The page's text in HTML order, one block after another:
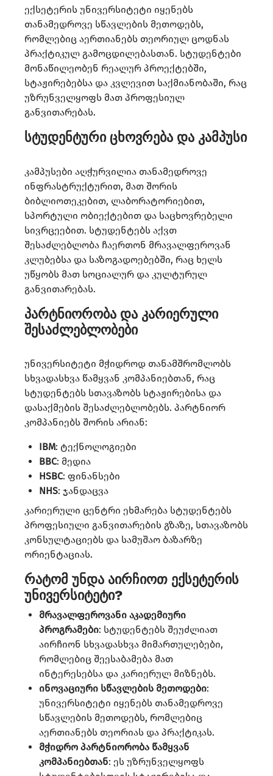
ექსეტერის უნივერსიტეტი იყენებს
თანამედროვე სწავლების მეთოდებს,
რომლებიც აერთიანებს თეორიულ ცოდნას
პრაქტიკულ გამოცდილებასთან. სტუდენტები
მონაწილეობენ რეალურ პროექტებში,
სტაჟირებებსა და კვლევით საქმიანობაში, რაც
უზრუნველყოფს მათ პროფესიულ
განვითარებას.​
სტუდენტური ცხოვრება და კამპუსი
კამპუსები აღჭურვილია თანამედროვე
ინფრასტრუქტურით, მათ შორის
ბიბლიოთეკებით, ლაბორატორიებით,
სპორტული ობიექტებით და საცხოვრებელი
სივრცეებით. სტუდენტებს აქვთ
შესაძლებლობა ჩაერთონ მრავალფეროვან
კლუბებსა და საზოგადოებებში, რაც ხელს
უწყობს მათ სოციალურ და კულტურულ
განვითარებას.​
პარტნიორობა და კარიერული
შესაძლებლობები
უნივერსიტეტი მჭიდროდ თანამშრომლობს
სხვადასხვა წამყვან კომპანიებთან, რაც
სტუდენტებს სთავაზობს სტაჟირებისა და
დასაქმების შესაძლებლობებს. პარტნიორ
კომპანიებს შორის არიან:​
IBM: ტექნოლოგიები​
BBC: მედია​
HSBC: ფინანსები​
NHS: ჯანდაცვა​
კარიერული ცენტრი ეხმარება სტუდენტებს
პროფესიული განვითარების გზაზე, სთავაზობს
კონსულტაციებს და სამუშაო ბაზარზე
ორიენტაციას.​
რატომ უნდა აირჩიოთ ექსეტერის
უნივერსიტეტი?
მრავალფეროვანი აკადემიური
პროგრამები: სტუდენტებს შეუძლიათ
აირჩიონ სხვადასხვა მიმართულებები,
რომლებიც შეესაბამება მათ
ინტერესებსა და კარიერულ მიზნებს.​
ინოვაციური სწავლების მეთოდები:
უნივერსიტეტი იყენებს თანამედროვე
სწავლების მეთოდებს, რომლებიც
აერთიანებს თეორიას და პრაქტიკას.​
მჭიდრო პარტნიორობა წამყვან
კომპანიებთან: ეს უზრუნველყოფს